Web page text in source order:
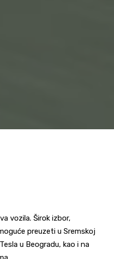
vozila. Širok izbor,
preuzeti u Sremskoj
u Beogradu, kao i na